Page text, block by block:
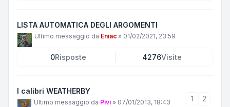
LISTA AUTOMATICA DEGLI ARGOMENTI
Ultimo messaggio da Eniac » 01/02/2021, 23:59
0Risposte 4276Visite
I calibri WEATHERBY
Ultimo messaggio da Pivi » 07/01/2013, 18:43 1 2